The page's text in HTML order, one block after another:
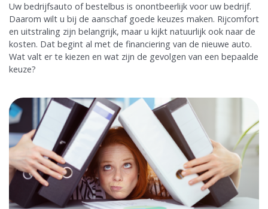
Uw bedrijfsauto of bestelbus is onontbeerlijk voor uw bedrijf.
Daarom wilt u bij de aanschaf goede keuzes maken. Rijcomfort
en uitstraling zijn belangrijk, maar u kijkt natuurlijk ook naar de
kosten. Dat begint al met de financiering van de nieuwe auto.
Wat valt er te kiezen en wat zijn de gevolgen van een bepaalde
keuze?